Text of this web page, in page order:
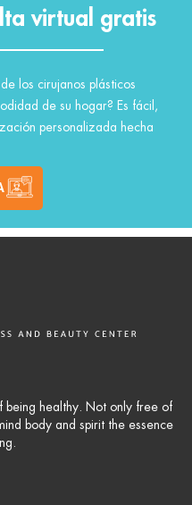
virtual gratis
los cirujanos plásticos
de su hogar? Es fácil,
personalizada hecha
being healthy. Not only free of
body and spirit the essence